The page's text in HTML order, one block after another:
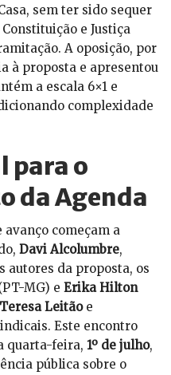
sem ter sido sequer
e Justiça
A oposição, por
à proposta e apresentou
a escala 6×1 e
complexidade
para o
da Agenda
começam a
Davi Alcolumbre,
autores da proposta, os
MG) e Erika Hilton
Teresa Leitãoe
Este encontro
quarta-feira, 1º de julho,
pública sobre o